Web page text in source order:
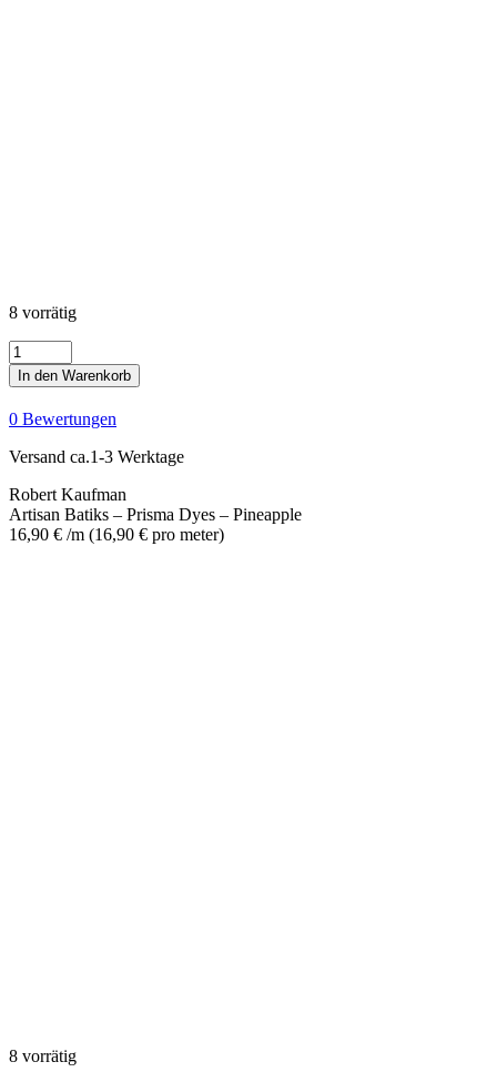
8 vorrätig
Artisan
Batiks
-
Prisma
Dyes
-
Pineapple
Menge
In den Warenkorb
0 Bewertungen
Versand ca.1-3 Werktage
Robert Kaufman
Artisan Batiks – Prisma Dyes – Pineapple
16,90 € /m (16,90 € pro meter)
8 vorrätig